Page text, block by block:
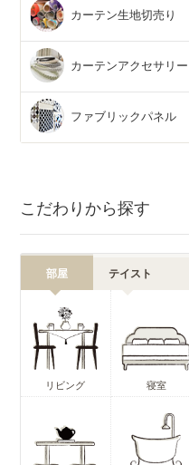
カーテン生地切売り
カーテンアクセサリー
ファブリックパネル
こだわりから探す
部屋 テイスト
リビング 寝室